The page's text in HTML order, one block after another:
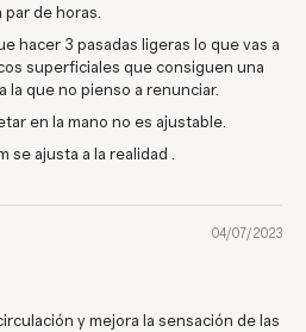
par de horas.
hacer 3 pasadas ligeras lo que vas a
superficiales que consiguen una
la que no pienso a renunciar.
en la mano no es ajustable.
se ajusta a la realidad .
04/07/2023
y mejora la sensación de las